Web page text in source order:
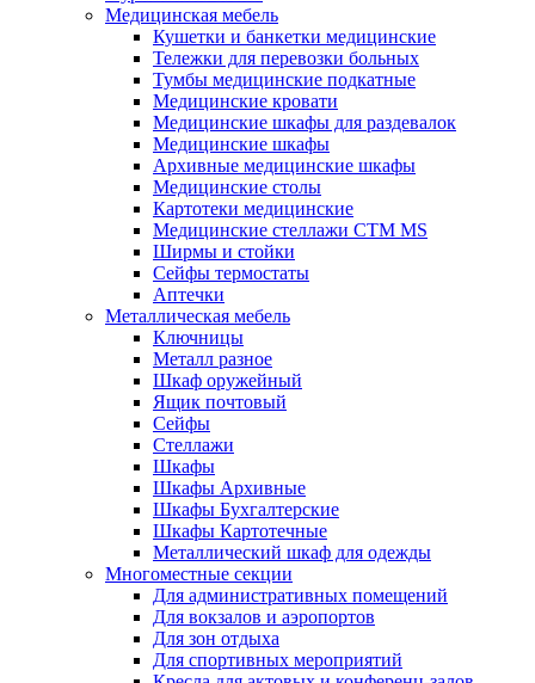
Медицинская мебель
Кушетки и банкетки медицинские
Тележки для перевозки больных
Тумбы медицинские подкатные
Медицинские кровати
Медицинские шкафы для раздевалок
Медицинские шкафы
Архивные медицинские шкафы
Медицинские столы
Картотеки медицинские
Медицинские стеллажи CTM MS
Ширмы и стойки
Сейфы термостаты
Аптечки
Металлическая мебель
Ключницы
Металл разное
Шкаф оружейный
Ящик почтовый
Сейфы
Стеллажи
Шкафы
Шкафы Архивные
Шкафы Бухгалтерские
Шкафы Картотечные
Металлический шкаф для одежды
Многоместные секции
Для административных помещений
Для вокзалов и аэропортов
Для зон отдыха
Для спортивных мероприятий